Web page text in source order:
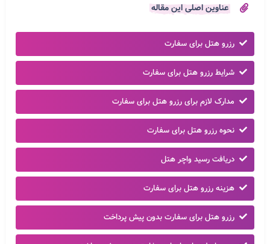
عناوین اصلی این مقاله
رزرو هتل برای سفارت
شرایط رزرو هتل برای سفارت
مدارک لازم برای رزرو هتل برای سفارت
نحوه رزرو هتل برای سفارت
دریافت رسید واچر هتل
هزینه رزرو هتل برای سفارت
رزرو هتل برای سفارت بدون پیش پرداخت